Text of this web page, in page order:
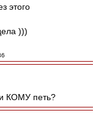
этого
)))
КОМУ петь?